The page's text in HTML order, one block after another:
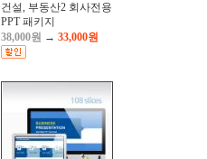
건설, 부동산2 회사전용
PPT 패키지
38,000원 → 33,000원